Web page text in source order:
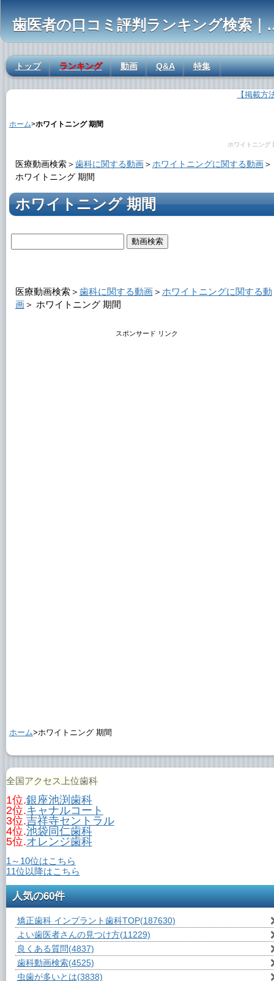
歯医者の口コ
トップ ランキング 動画 Q&A 特集
【掲載方
ホーム>ホワイトニング 期間
ホワイトニング
医療動画検索＞歯科に関する動画＞ ホワイトニングに関する動画＞
ホワイトニング 期間
ホワイトニング 期間
医療動画検索＞ 歯科に関する動画＞ ホワイトニングに関する動
画＞ ホワイトニング 期間
スポンサード リンク
ホーム>ホワイトニング 期間
全国アクセス上位歯科
1位.銀座池渕歯科
2位.キャナルコート
3位.吉祥寺セントラル
4位.池袋同仁歯科
5位.オレンジ歯科
1～10位はこちら
11位以降はこちら
人気の60件
矯正歯科 インプラント歯科TOP(187630)
よい歯医者さんの見つけ方(11229)
良くある質問(4837)
歯科動画検索(4525)
虫歯が多いとは(3838)